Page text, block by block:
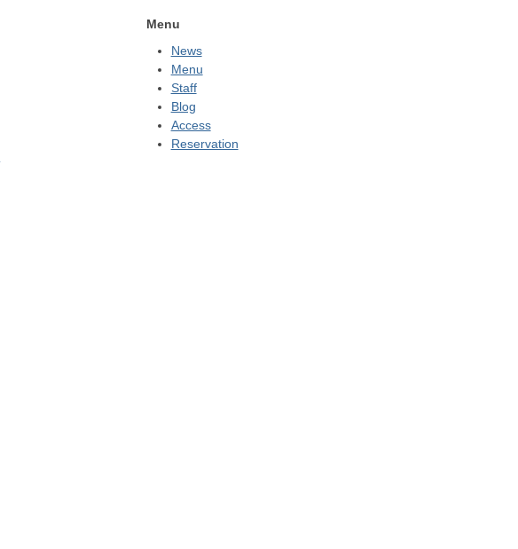
Menu
News
Menu
Staff
Blog
Access
Reservation